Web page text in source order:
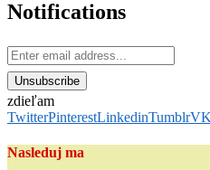
Notifications
zdieľam
TwitterPinterestLinkedinTumblrVK
Nasleduj ma